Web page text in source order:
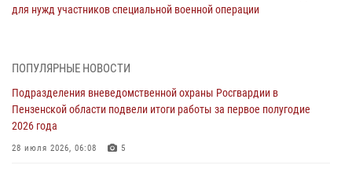
для нужд участников специальной военной операции
В Заводском районе Пензы росгвардейцы задержали дебошира в
06 августа 2026, 05:00
Телесюжет ГТРК «Россия.Пенза»: В Пензе обвиняются семь мужчин
в мошеннических действиях (видео)
ПОПУЛЯРНЫЕ НОВОСТИ
Подразделения вневедомственной охраны Росгвардии в
Пензенской области подвели итоги работы за первое полугодие
2026 года
28 июля 2026, 06:08 5